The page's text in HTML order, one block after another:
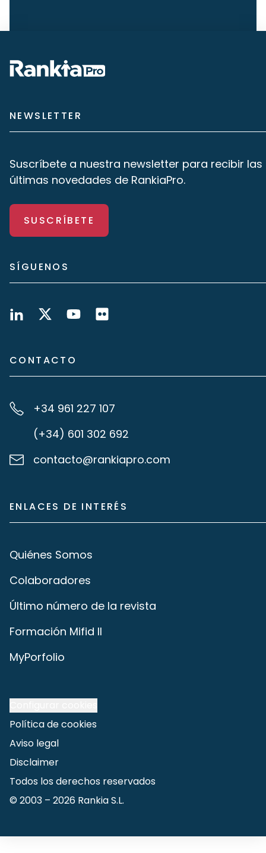
NEWSLETTER
Suscríbete a nuestra newsletter para recibir las
últimas novedades de RankiaPro.
SUSCRÍBETE
SÍGUENOS
CONTACTO
+34 961 227 107
(+34) 601 302 692
contacto@rankiapro.com
ENLACES DE INTERÉS
Quiénes Somos
Colaboradores
Último número de la revista
Formación Mifid II
MyPorfolio
Política de cookies
Aviso legal
Disclaimer
Todos los derechos reservados
© 2003 – 2026 Rankia S.L.